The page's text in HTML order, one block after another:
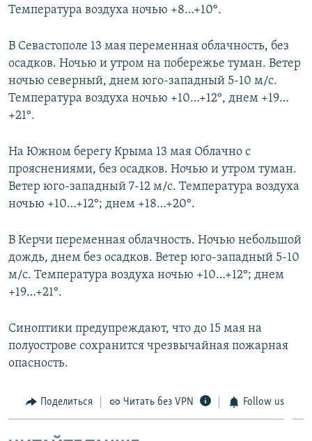
КРЫМ.НЕПОКОРЕННЫЙ
УКРАИНСКАЯ ПРОБЛЕМА КРЫМА
Все сайты RFE/RL
Температура воздуха ночью +8…+10°.
В Севастополе 13 мая переменная облачность, без
осадков. Ночью и утром на побережье туман. Ветер
ночью северный, днем юго-западный 5-10 м/с.
Температура воздуха ночью +10…+12°, днем +19…
+21°.
На Южном берегу Крыма 13 мая Облачно с
прояснениями, без осадков. Ночью и утром туман.
Ветер юго-западный 7-12 м/с. Температура воздуха
ночью +10…+12°; днем +18…+20°.
В Керчи переменная облачность. Ночью небольшой
дождь, днем без осадков. Ветер юго-западный 5-10
м/с. Температура воздуха ночью +10…+12°; днем
+19…+21°.
Синоптики предупреждают, что до 15 мая на
полуострове сохранится чрезвычайная пожарная
опасность.
Поделиться Читать без VPN Follow us